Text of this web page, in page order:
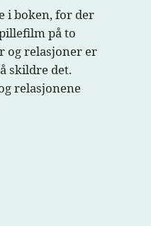
i boken, for der
på to
og relasjoner er
skildre det.
relasjonene